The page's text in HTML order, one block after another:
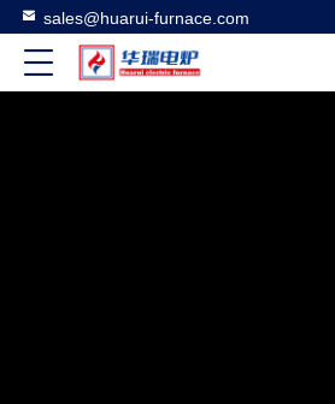
sales@huarui-furnace.com